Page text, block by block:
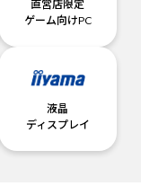
直営店限定
ゲーム向けPC
液晶
ディスプレイ